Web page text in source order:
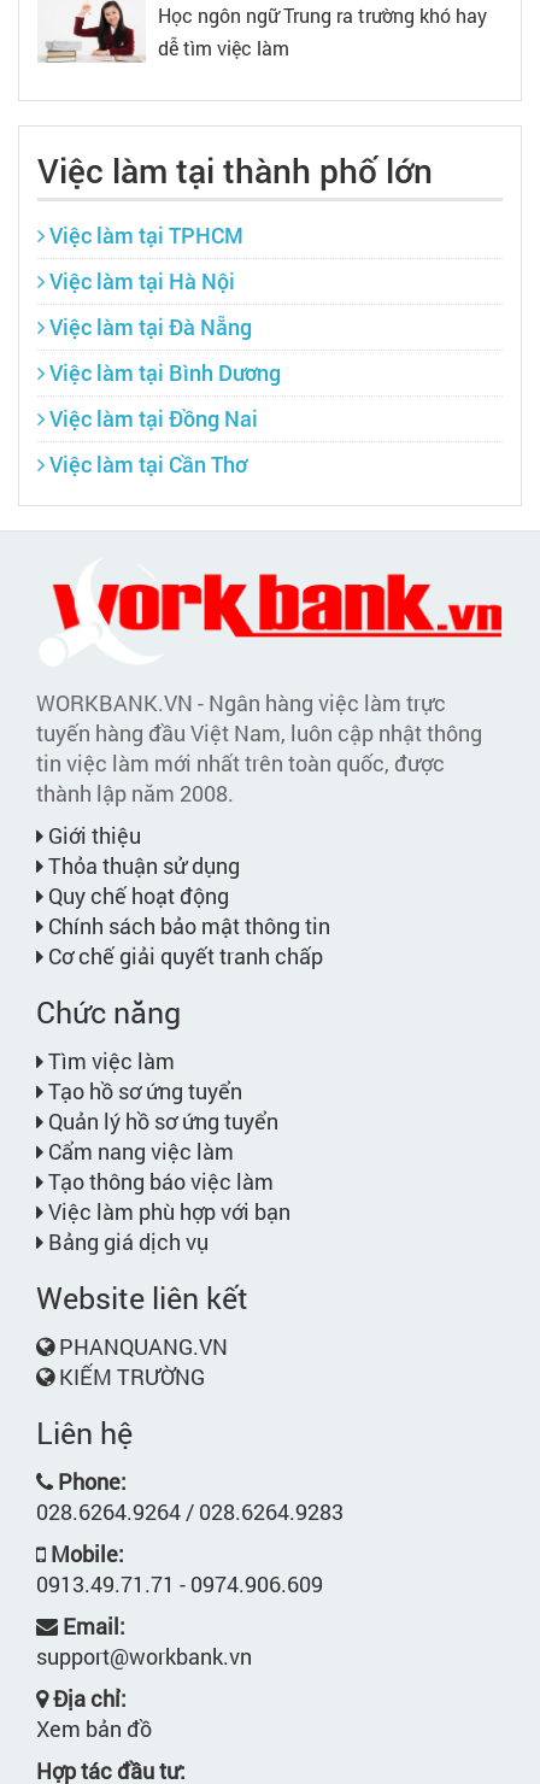
Học ngôn ngữ Trung ra trường khó hay
dễ tìm việc làm
Việc làm tại thành phố lớn
Việc làm tại TPHCM
Việc làm tại Hà Nội
Việc làm tại Đà Nẵng
Việc làm tại Bình Dương
Việc làm tại Đồng Nai
Việc làm tại Cần Thơ
WORKBANK.VN - Ngân hàng việc làm trực
tuyến hàng đầu Việt Nam, luôn cập nhật thông
tin việc làm mới nhất trên toàn quốc, được
thành lập năm 2008.
Giới thiệu
Thỏa thuận sử dụng
Quy chế hoạt động
Chính sách bảo mật thông tin
Cơ chế giải quyết tranh chấp
Chức năng
Tìm việc làm
Tạo hồ sơ ứng tuyển
Quản lý hồ sơ ứng tuyển
Cẩm nang việc làm
Tạo thông báo việc làm
Việc làm phù hợp với bạn
Bảng giá dịch vụ
Website liên kết
PHANQUANG.VN
KIẾM TRƯỜNG
Liên hệ
Phone:
028.6264.9264 / 028.6264.9283
Mobile:
0913.49.71.71 - 0974.906.609
Email:
support@workbank.vn
Địa chỉ:
Xem bản đồ
Hợp tác đầu tư: